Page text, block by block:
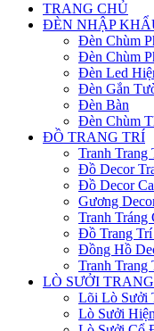
TRANG CHỦ
ĐÈN NHẬP
Đèn Chùm
Đèn Chùm
Đèn Led
Đèn Gắn
Đèn Bàn
Đèn Chùm
ĐỒ TRANG TRÍ
Tranh Trang
Đồ Decor
Đồ Decor
Gương
Tranh Tráng
Đồ Trang
Đồng Hồ
Tranh Trang
LÒ SƯỞI
Lõi Lò Sưởi
Lò Sưởi